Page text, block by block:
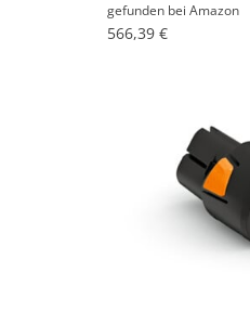
gefunden bei Amazon
566,39 €